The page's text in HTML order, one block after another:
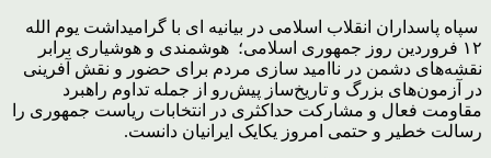
سپاه پاسداران انقلاب اسلامی در بیانیه ای با گرامیداشت یوم الله
۱۲ فروردین روز جمهوری اسلامی؛ هوشمندی و هوشیاری برابر
نقشه‌های دشمن در ناامید سازی مردم برای حضور و نقش آفرینی
در آزمون‌های بزرگ و تاریخ‌ساز پیش‌رو از جمله تداوم راهبرد
مقاومت فعال و مشارکت حداکثری در انتخابات ریاست جمهوری را
رسالت خطیر و حتمی امروز یکایک ایرانیان دانست.